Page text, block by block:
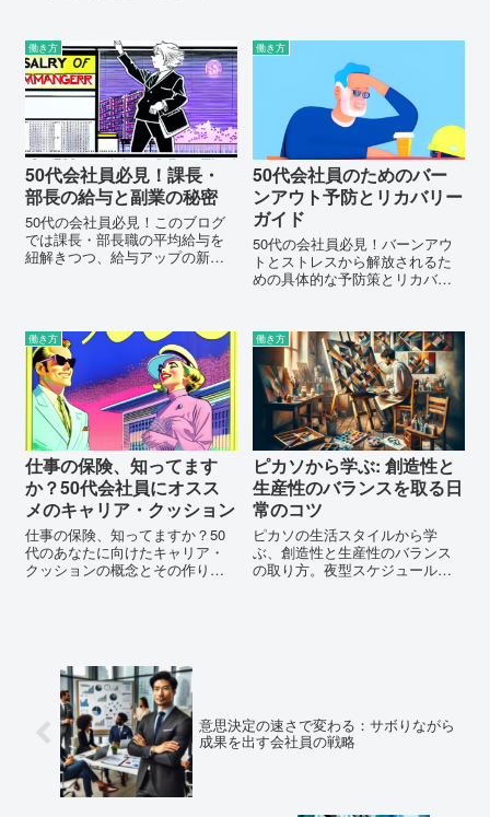
を豊かにしませんか？
働き方
50代会社員必見！課長・
部長の給与と副業の秘密
50代の会社員必見！このブログ
では課長・部長職の平均給与を
紐解きつつ、給与アップの新た
働き方
50代会社員のためのバー
ンアウト予防とリカバリー
ガイド
50代の会社員必見！バーンアウ
トとストレスから解放されるた
めの具体的な予防策とリカバリ
な毎日を送る第一歩に。
働き方
仕事の保険、知ってます
か？50代会社員にオスス
メのキャリア・クッション
仕事の保険、知ってますか？50
代のあなたに向けたキャリア・
クッションの概念とその作り方
働き方
ピカソから学ぶ: 創造性と
生産性のバランスを取る日
常のコツ
ピカソの生活スタイルから学
ぶ、創造性と生産性のバランス
の取り方。夜型スケジュールの
意思決定の速さで変わる：サボりながら
成果を出す会社員の戦略